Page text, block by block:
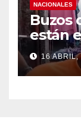
NACIONALES
Buzos
están
16 ABRIL,